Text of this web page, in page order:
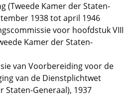
(Tweede Kamer der Staten-
1938 tot april 1946
voor hoofdstuk VIII
Kamer der Staten-
van Voorbereiding voor de
van de Dienstplichtwet
Staten-Generaal), 1937